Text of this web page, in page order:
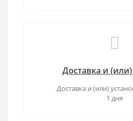
Доставка и
Доставка и (или)
1 дня